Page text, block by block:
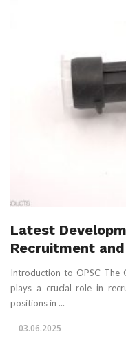
Latest
Recruitment
Introduction to OPSC The
plays a crucial role in
positions in ...
03.06.2025